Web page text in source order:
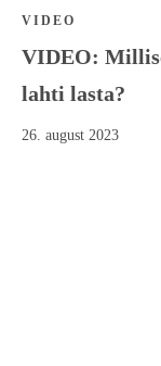
VIDEO
VIDEO:
lahti lasta?
26. august 2023